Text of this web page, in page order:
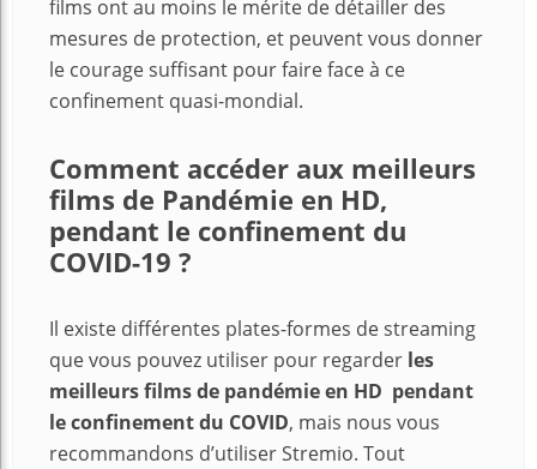
films ont au moins le mérite de détailler des
mesures de protection, et peuvent vous donner
le courage suffisant pour faire face à ce
confinement quasi-mondial.
Comment accéder aux meilleurs
films de Pandémie en HD,
pendant le confinement du
COVID-19 ?
Il existe différentes plates-formes de streaming
que vous pouvez utiliser pour regarder les
meilleurs films de pandémie en HD pendant
le confinement du COVID, mais nous vous
recommandons d’utiliser Stremio. Tout